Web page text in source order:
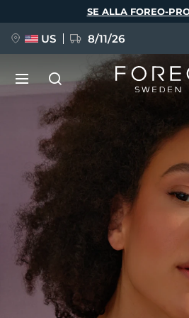
SE ALLA FOREO-
US 8/11/26
NYHET
FAQ™ Pure Beauty-Tech
BREAKING NEWS
issa™ Teeth Whitening Set
Språk
English Deutsch
Français
Italiano
Polski
Svenska
Türkçe
简体中文